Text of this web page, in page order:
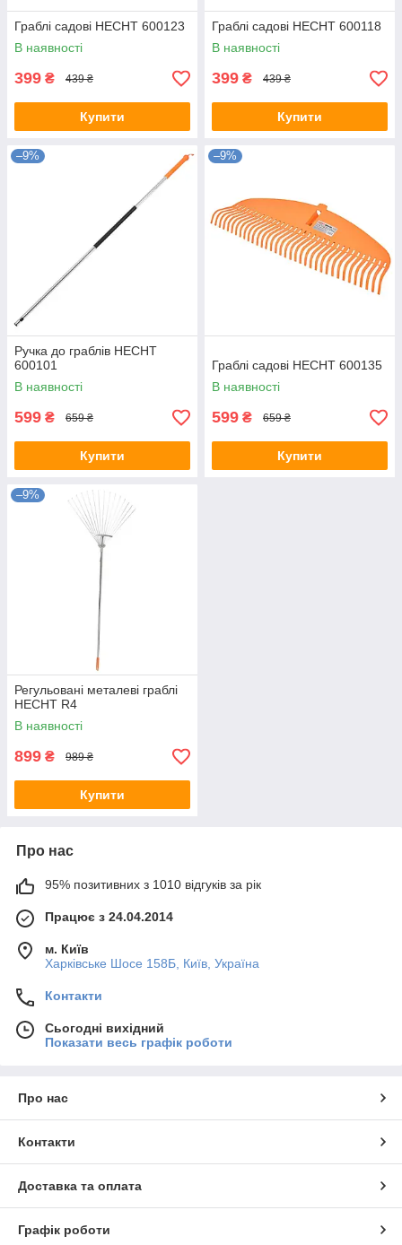
Граблі садові HECHT 600123
В наявності
399 ₴ 439 ₴
Купити
Граблі садові HECHT 600118
В наявності
399 ₴ 439 ₴
Купити
–9%
Ручка до граблів HECHT
600101
В наявності
599 ₴ 659 ₴
Купити
–9%
Граблі садові HECHT 600135
В наявності
599 ₴ 659 ₴
Купити
–9%
Регульовані металеві граблі
HECHT R4
В наявності
899 ₴ 989 ₴
Купити
Про нас
95% позитивних з 1010 відгуків за рік
Працює з 24.04.2014
м. Київ
Харківське Шосе 158Б, Київ, Україна
Контакти
Сьогодні вихідний
Показати весь графік роботи
Про нас
Контакти
Доставка та оплата
Графік роботи